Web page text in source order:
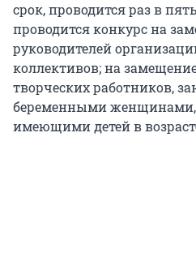
срок, проводится раз в
проводится конкурс на
руководителей
коллективов; на
творческих работников,
беременными
имеющими детей в